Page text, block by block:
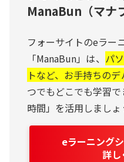
ManaBun（マナ
フォーサイトのeラー
「ManaBun」は、 パ
トなど、お手持ちのデ
つでもどこでも学習
時間」を活用しましょ
eラーニング
詳し